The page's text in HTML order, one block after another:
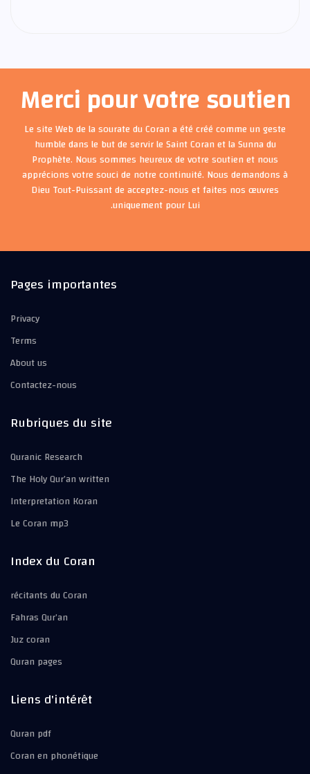
Merci pour votre soutien
Le site Web de la sourate du Coran a été créé comme un geste
humble dans le but de servir le Saint Coran et la Sunna du
Prophète. Nous sommes heureux de votre soutien et nous
apprécions votre souci de notre continuité. Nous demandons à
Dieu Tout-Puissant de acceptez-nous et faites nos œuvres
uniquement pour Lui.
Pages importantes
Privacy
Terms
About us
Contactez-nous
Rubriques du site
Quranic Research
The Holy Qur’an written
Interpretation Koran
Le Coran mp3
Index du Coran
récitants du Coran
Fahras Qur’an
Juz coran
Quran pages
Liens d'intérêt
Quran pdf
Coran en phonétique